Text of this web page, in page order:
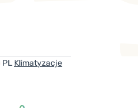
PL Klimatyzacje